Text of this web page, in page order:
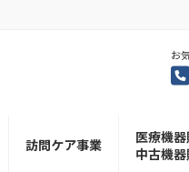
お
訪問ケア事業
医療機
中古機